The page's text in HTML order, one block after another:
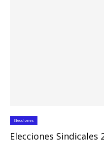
Elecciones
Elecciones Sindicales